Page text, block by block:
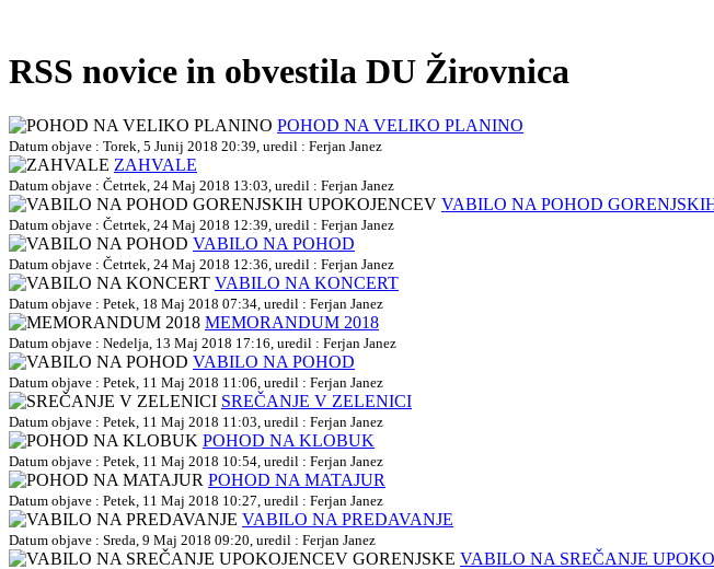
RSS novice in obvestila DU Žirovnica
POHOD NA VELIKO PLANINO
Datum objave : Torek, 5 Junij 2018 20:39, uredil : Ferjan Janez
ZAHVALE
Datum objave : Četrtek, 24 Maj 2018 13:03, uredil : Ferjan Janez
VABILO NA POHOD
Datum objave : Četrtek, 24 Maj 2018 12:39, uredil : Ferjan Janez
VABILO NA POHOD
Datum objave : Četrtek, 24 Maj 2018 12:36, uredil : Ferjan Janez
VABILO NA KONCERT
Datum objave : Petek, 18 Maj 2018 07:34, uredil : Ferjan Janez
MEMORANDUM 2018
Datum objave : Nedelja, 13 Maj 2018 17:16, uredil : Ferjan Janez
VABILO NA POHOD
Datum objave : Petek, 11 Maj 2018 11:06, uredil : Ferjan Janez
SREČANJE V ZELENICI
Datum objave : Petek, 11 Maj 2018 11:03, uredil : Ferjan Janez
POHOD NA KLOBUK
Datum objave : Petek, 11 Maj 2018 10:54, uredil : Ferjan Janez
POHOD NA MATAJUR
Datum objave : Petek, 11 Maj 2018 10:27, uredil : Ferjan Janez
VABILO NA PREDAVANJE
Datum objave : Sreda, 9 Maj 2018 09:20, uredil : Ferjan Janez
VABILO NA SREČANJE